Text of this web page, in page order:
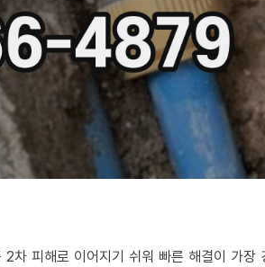
차 피해로 이어지기 쉬워 빠른 해결이 가장